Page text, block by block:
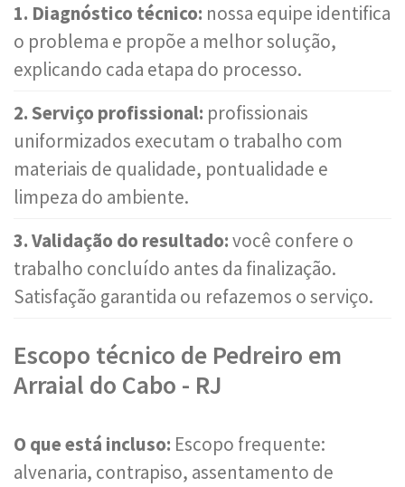
1. Diagnóstico técnico: nossa equipe identifica
o problema e propõe a melhor solução,
explicando cada etapa do processo.
2. Serviço profissional: profissionais
uniformizados executam o trabalho com
materiais de qualidade, pontualidade e
limpeza do ambiente.
3. Validação do resultado:você confere o
trabalho concluído antes da finalização.
Satisfação garantida ou refazemos o serviço.
Escopo técnico de Pedreiro em
Arraial do Cabo - RJ
O que está incluso: Escopo frequente:
alvenaria, contrapiso, assentamento de